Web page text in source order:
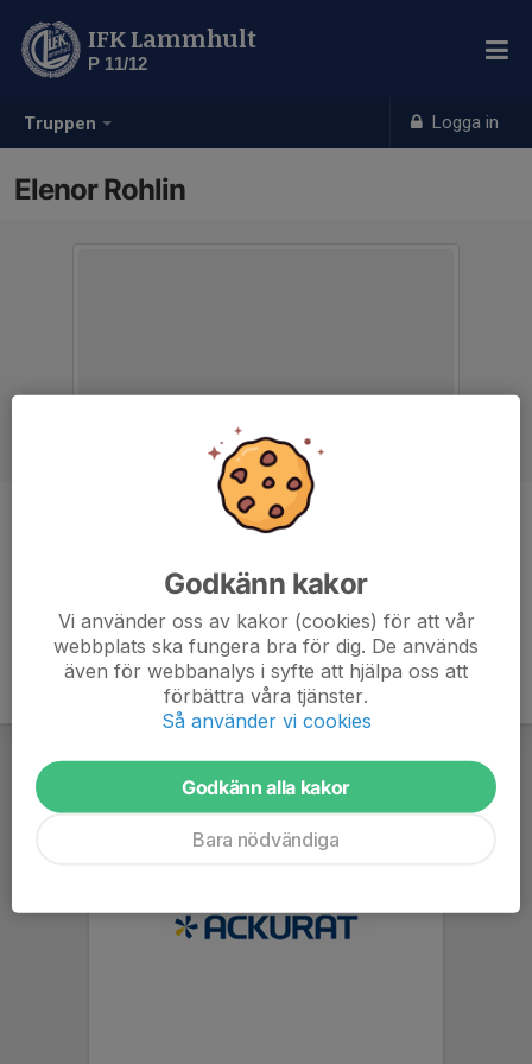
Truppen Logga in
IFK Lammhult
P 11/12
Elenor Rohlin
Tränare
Godkänn kakor
Vi använder oss av kakor (cookies) för att vår
webbplats ska fungera bra för dig. De används
även för webbanalys i syfte att hjälpa oss att
förbättra våra tjänster.
Så använder vi cookies
Godkänn alla kakor
Bara nödvändiga